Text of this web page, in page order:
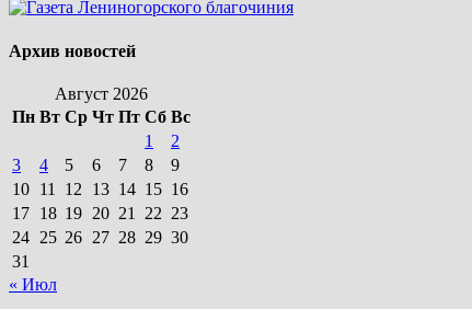
Архив новостей
Август 2026
Пн Вт Ср Чт Пт Сб Вс
1
2
3
4 5 6 7 8
9
10 11 12 13 14 15 16
17 18 19 20 21 22 23
24 25 26 27 28 29 30
31
« Июл